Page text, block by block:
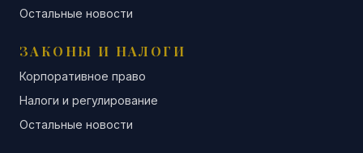
Остальные новости
ЗАКОНЫ И НАЛОГИ
Корпоративное право
Налоги и регулирование
Остальные новости